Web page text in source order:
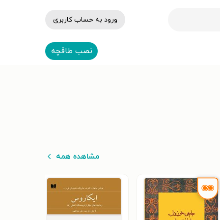
ورود به حساب کاربری
نصب طاقچه
مشاهده همه